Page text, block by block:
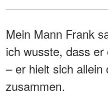
Mein Mann Frank
ich wusste, dass
– er hielt sich
zusammen.